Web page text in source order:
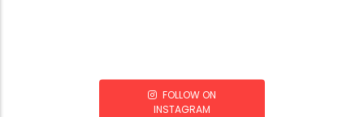
FOLLOW ON
INSTAGRAM